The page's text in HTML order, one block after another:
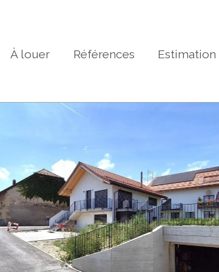
À louer Références Estimation